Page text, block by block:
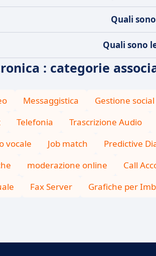
Quali
Quali sono
: categorie
Messaggistica Gestione
Telefonia Trascrizione Audio
vocale
Job match Predictive
moderazione online Call
Fax Server Grafiche per